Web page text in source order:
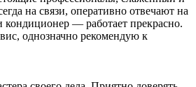
на связи, оперативно отвечают на
кондиционер — работает прекрасно.
однозначно рекомендую к